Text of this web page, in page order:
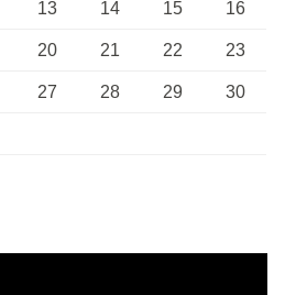
13 14 15 16
20 21 22 23
27 28 29 30